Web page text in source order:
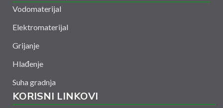
Vodomaterijal
Elektromaterijal
Grijanje
Hlađenje
Suha gradnja
KORISNI LINKOVI